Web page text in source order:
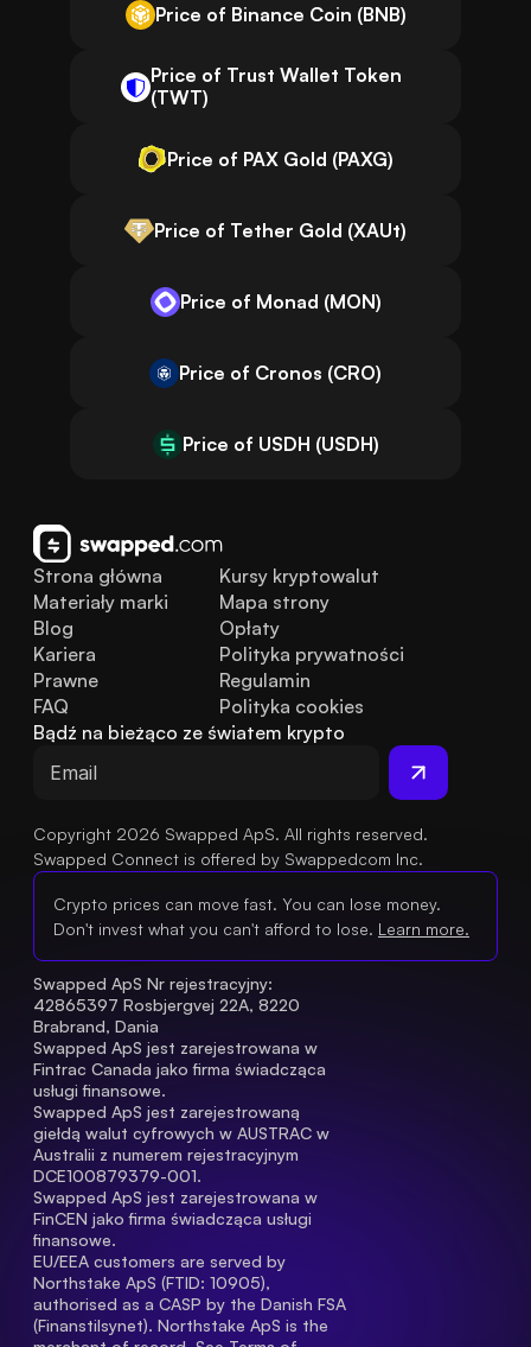
Price of Binance Coin (BNB)
Price of Trust Wallet Token
(TWT)
Price of PAX Gold (PAXG)
Price of Tether Gold (XAUt)
Price of Monad (MON)
Price of Cronos (CRO)
Price of USDH (USDH)
Strona główna
Materiały marki
Blog
FAQ
Prawne
Kariera
Kursy kryptowalut
Mapa strony
Opłaty
Polityka prywatności
Regulamin
Polityka cookies
Bądź na bieżąco ze światem krypto
Copyright 2026 Swapped ApS. All rights reserved.
Swapped Connect is offered by Swappedcom Inc.
Crypto prices can move fast. You can lose money.
Don't invest what you can't afford to lose. Learn more.
Swapped ApS Nr rejestracyjny:
42865397 Rosbjergvej 22A, 8220
Brabrand, Dania
Swapped ApS jest zarejestrowana w
Fintrac Canada jako firma świadcząca
usługi finansowe.
Swapped ApS jest zarejestrowaną
giełdą walut cyfrowych w AUSTRAC w
Australii z numerem rejestracyjnym
DCE100879379-001.
Swapped ApS jest zarejestrowana w
FinCEN jako firma świadcząca usługi
finansowe.
EU/EEA customers are served by
Northstake ApS (FTID: 10905),
authorised as a CASP by the Danish FSA
(Finanstilsynet). Northstake ApS is the